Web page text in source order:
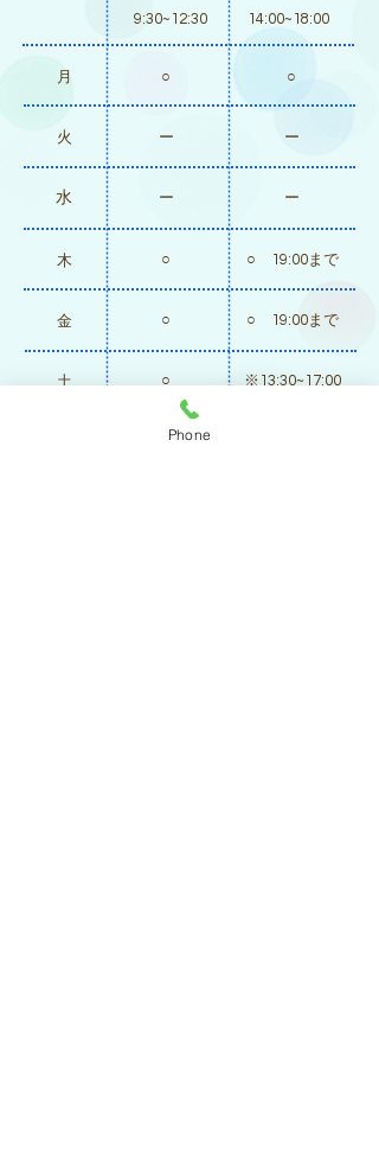
9:30~12:30 14:00~18:00
​月 ○ ○
火 ​ー ー
水 ー ー
木 ○ ○ 19:00まで
金 ○ ○ 19:00まで
土 ○ ​※13:30~17:00
​ーPhone